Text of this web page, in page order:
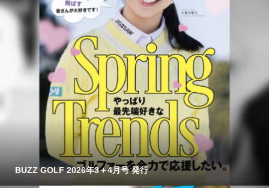
BUZZ GOLF 2026年3＋4月号 発行